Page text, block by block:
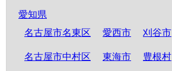
愛知県
名古屋市名東区
愛西市 刈谷市
名古屋市中村区 東海市 豊根村